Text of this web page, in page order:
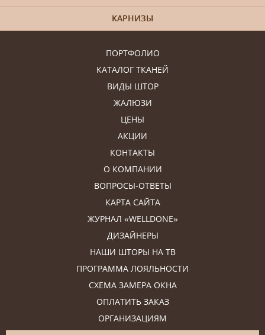
ПОРТФОЛИО
КАТАЛОГ ТКАНЕЙ
ВИДЫ ШТОР
ЖАЛЮЗИ
ЦЕНЫ
АКЦИИ
КОНТАКТЫ
О КОМПАНИИ
ВОПРОСЫ-ОТВЕТЫ
КАРТА САЙТА
ЖУРНАЛ «WELLDONE»
ДИЗАЙНЕРЫ
НАШИ ШТОРЫ НА ТВ
ПРОГРАММА ЛОЯЛЬНОСТИ
СХЕМА ЗАМЕРА ОКНА
ОПЛАТИТЬ ЗАКАЗ
ОРГАНИЗАЦИЯМ
КАРНИЗЫ